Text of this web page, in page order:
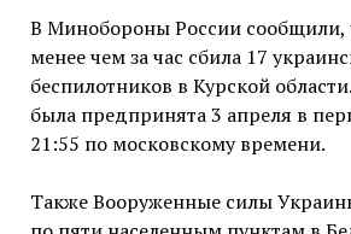
В Минобороны России сообщили,
менее чем за час сбила 17
беспилотников в Курской
была предпринята 3 апреля в
21:55 по московскому времени.
Также Вооруженные силы